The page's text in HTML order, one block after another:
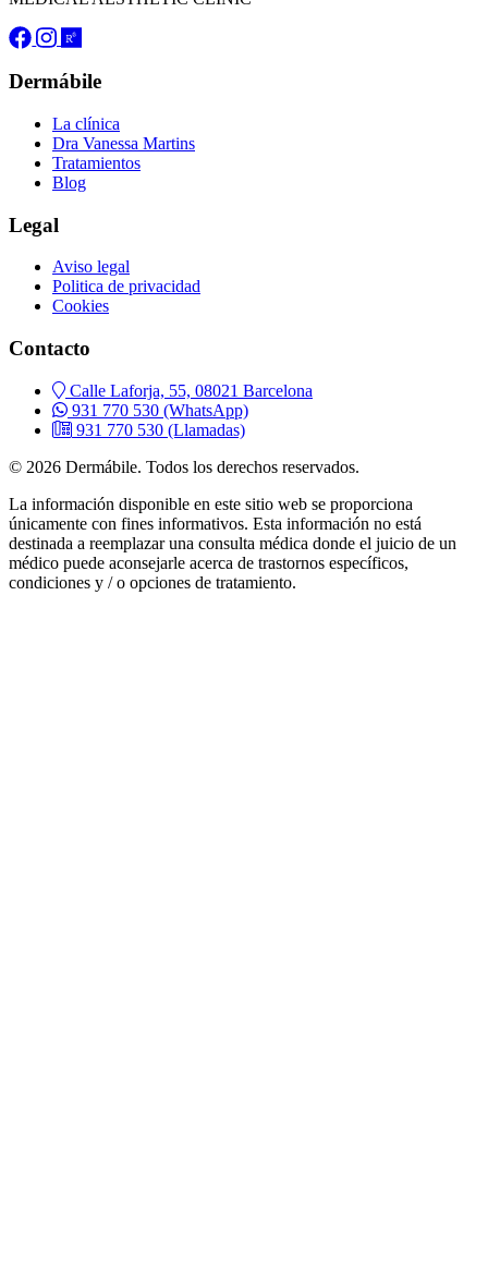
Dermábile
La clínica
Dra Vanessa Martins
Tratamientos
Blog
Legal
Aviso legal
Politica de privacidad
Cookies
Contacto
Calle Laforja, 55, 08021 Barcelona
931 770 530 (WhatsApp)
931 770 530 (Llamadas)
© 2026 Dermábile. Todos los derechos reservados.
La información disponible en este sitio web se proporciona
únicamente con fines informativos. Esta información no está
destinada a reemplazar una consulta médica donde el juicio de un
médico puede aconsejarle acerca de trastornos específicos,
condiciones y / o opciones de tratamiento.